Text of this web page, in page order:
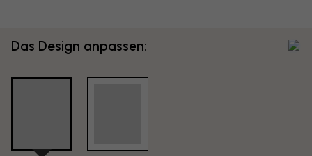
Das Design anpassen: